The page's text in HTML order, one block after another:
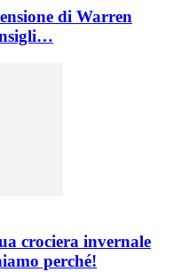
di Warren
crociera invernale
perché!